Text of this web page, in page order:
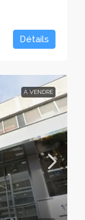
Détails
À VENDRE